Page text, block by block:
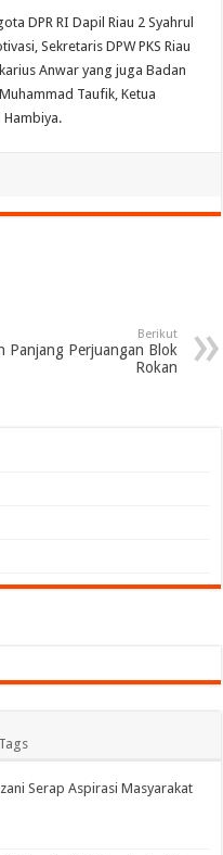
DPR RI Dapil Riau 2 Syahrul
Sekretaris DPW PKS Riau
Anwar yang juga Badan
Taufik, Ketua
Berikut
Panjang Perjuangan Blok
Rokan
Tags
Serap Aspirasi Masyarakat